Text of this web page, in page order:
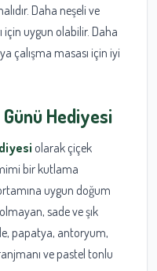
Daha neşeli ve
için uygun olabilir. Daha
çalışma masası için iyi
Hediyesi
olarak çiçek
bir kutlama
uygun doğum
sade ve şık
papatya, antoryum,
ve pastel tonlu